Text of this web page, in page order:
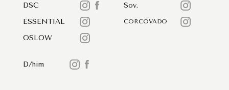
DSC
Sov.
ESSENTIAL
CORCOVADO
OSLOW
D/him